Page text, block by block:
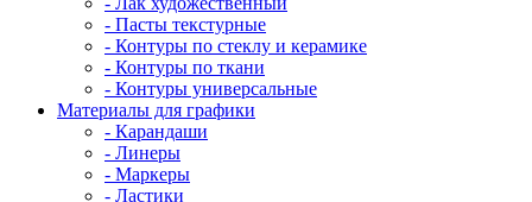
- Пасты текстурные
- Контуры по стеклу и керамике
- Контуры по ткани
- Контуры универсальные
Материалы для графики
- Карандаши
- Линеры
- Маркеры
- Ластики